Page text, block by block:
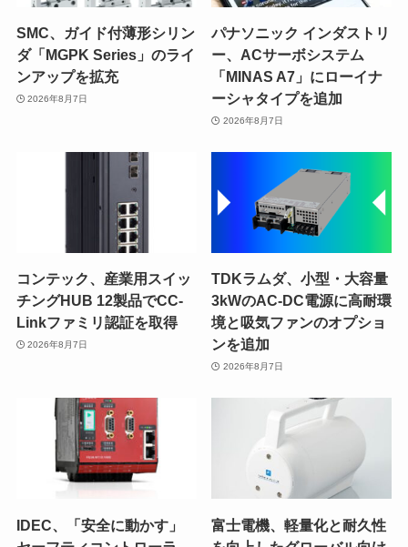
SMC、ガイド付薄形シリン
ダ「MGPK Series」のライ
ンアップを拡充
2026年8月7日
パナソニック インダストリ
ー、ACサーボシステム
「MINAS A7」にローイナ
ーシャタイプを追加
2026年8月7日
コンテック、産業用スイッ
チングHUB 12製品でCC-
Linkファミリ認証を取得
2026年8月7日
TDKラムダ、小型・大容量
3kWのAC-DC電源に高耐環
境と吸気ファンのオプショ
ンを追加
2026年8月7日
IDEC、「安全に動かす」
富士電機、軽量化と耐久性